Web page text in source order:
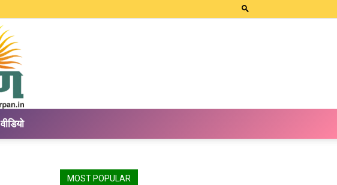
वीडियो
MOST POPULAR